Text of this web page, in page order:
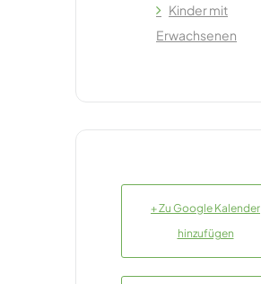
Kinder mit
Erwachsenen
+ Zu Google Kalender
hinzufügen